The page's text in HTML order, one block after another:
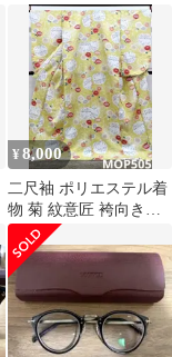
デスクトップ ファン
¥8,000
二尺袖 ポリエステル着
物 菊 紋意匠 袴向き
MOP505